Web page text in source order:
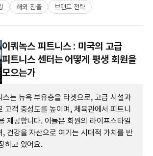
해외 진출 브랜드 전략
이쿼녹스 피트니스 : 미국의 고급
피트니스 센터는 어떻게 평생 회원을
모으는가
스는 뉴욕 부유층을 타겟으로, 고급 시설과
고객 충성도를 높이며, 체육관에서 피트니
제공합니다. 이들은 회원의 라이프스타일
, 건강을 자산으로 여기는 시대적 가치를 반
하고 있어요.